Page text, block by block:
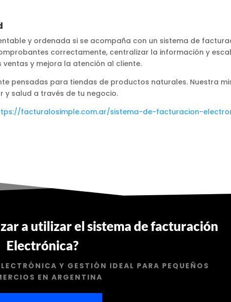
y ordenada si se acompaña con un sistema de
correctamente, centralizar la información y
y mejora la atención al cliente.
pensadas para tiendas de productos naturales. Nuestra
y salud a través de tu negocio.
facturalosimple.com.ar/sistema-de-facturacion-
a utilizar el sistema de facturación
Electrónica?
Y GESTIÓN IDEAL PARA PEQUEÑOS
EN ARGENTINA